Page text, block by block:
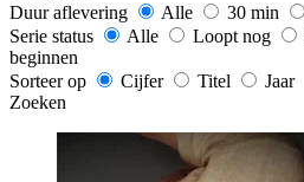
Duur aflevering
Alle 30 min
Serie status
Alle Loopt nog
beginnen
Sorteer op
Cijfer Titel
Jaar
Zoeken